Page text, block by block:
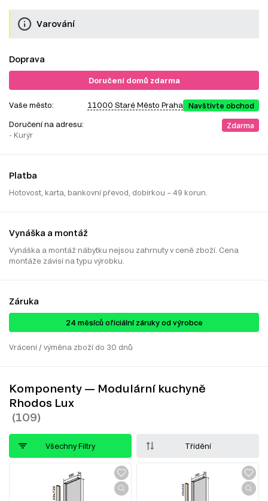
Varování
Doprava
Doručení domů zdarma
Vaše město: 11000 Staré Město Praha Navštivte obchod
Doručení na adresu:
- Kurýr
Zdarma
Platba
Hotovost, karta, bankovní převod, dobírkou – 49 korun.
Vynáška a montáž
Vynáška a montáž nábytku nejsou zahrnuty v ceně zboží. Cena
montáže závisí na typu výrobku.
Záruka
24 ​​​​měsíců oficiální záruky od výrobce
Vrácení / výměna zboží do 30 dnů
Komponenty — Modulární kuchyně
Rhodos Lux
Všechny Filtry Třídění